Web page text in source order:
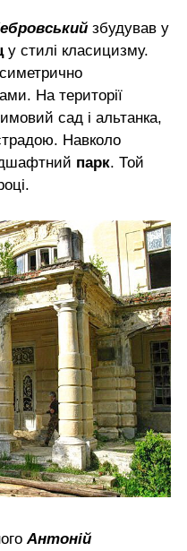
збудував у
у стилі класицизму.
симетрично
На території
сад і альтанка,
Навколо
парк. Той
Антоній